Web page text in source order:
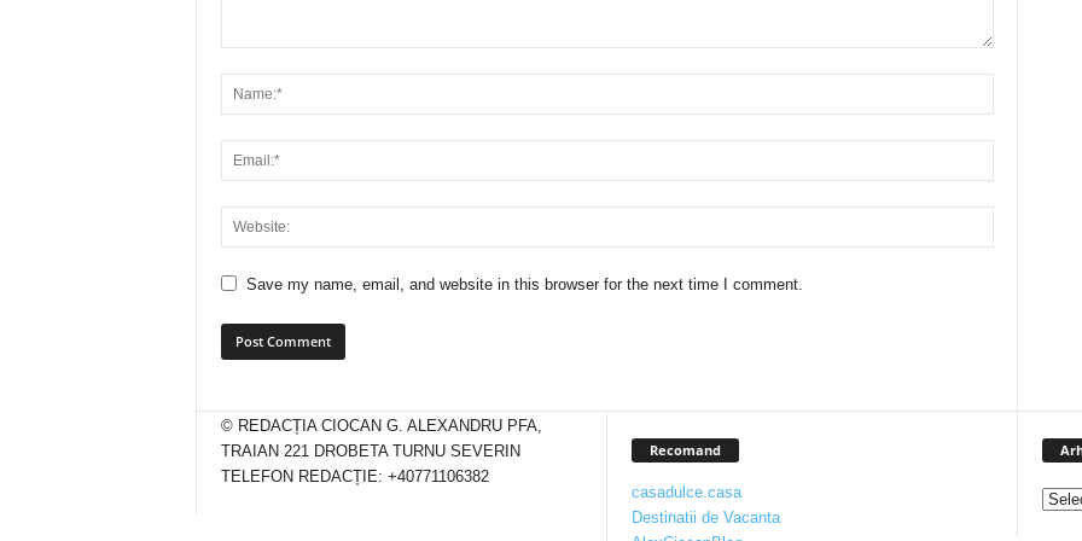
Save my name, email, and website in this browser for the next time I comment.
© REDACȚIA CIOCAN G. ALEXANDRU PFA,
TRAIAN 221 DROBETA TURNU SEVERIN
TELEFON REDACȚIE: +40771106382
Recomand
casadulce.casa
Destinatii de Vacanta